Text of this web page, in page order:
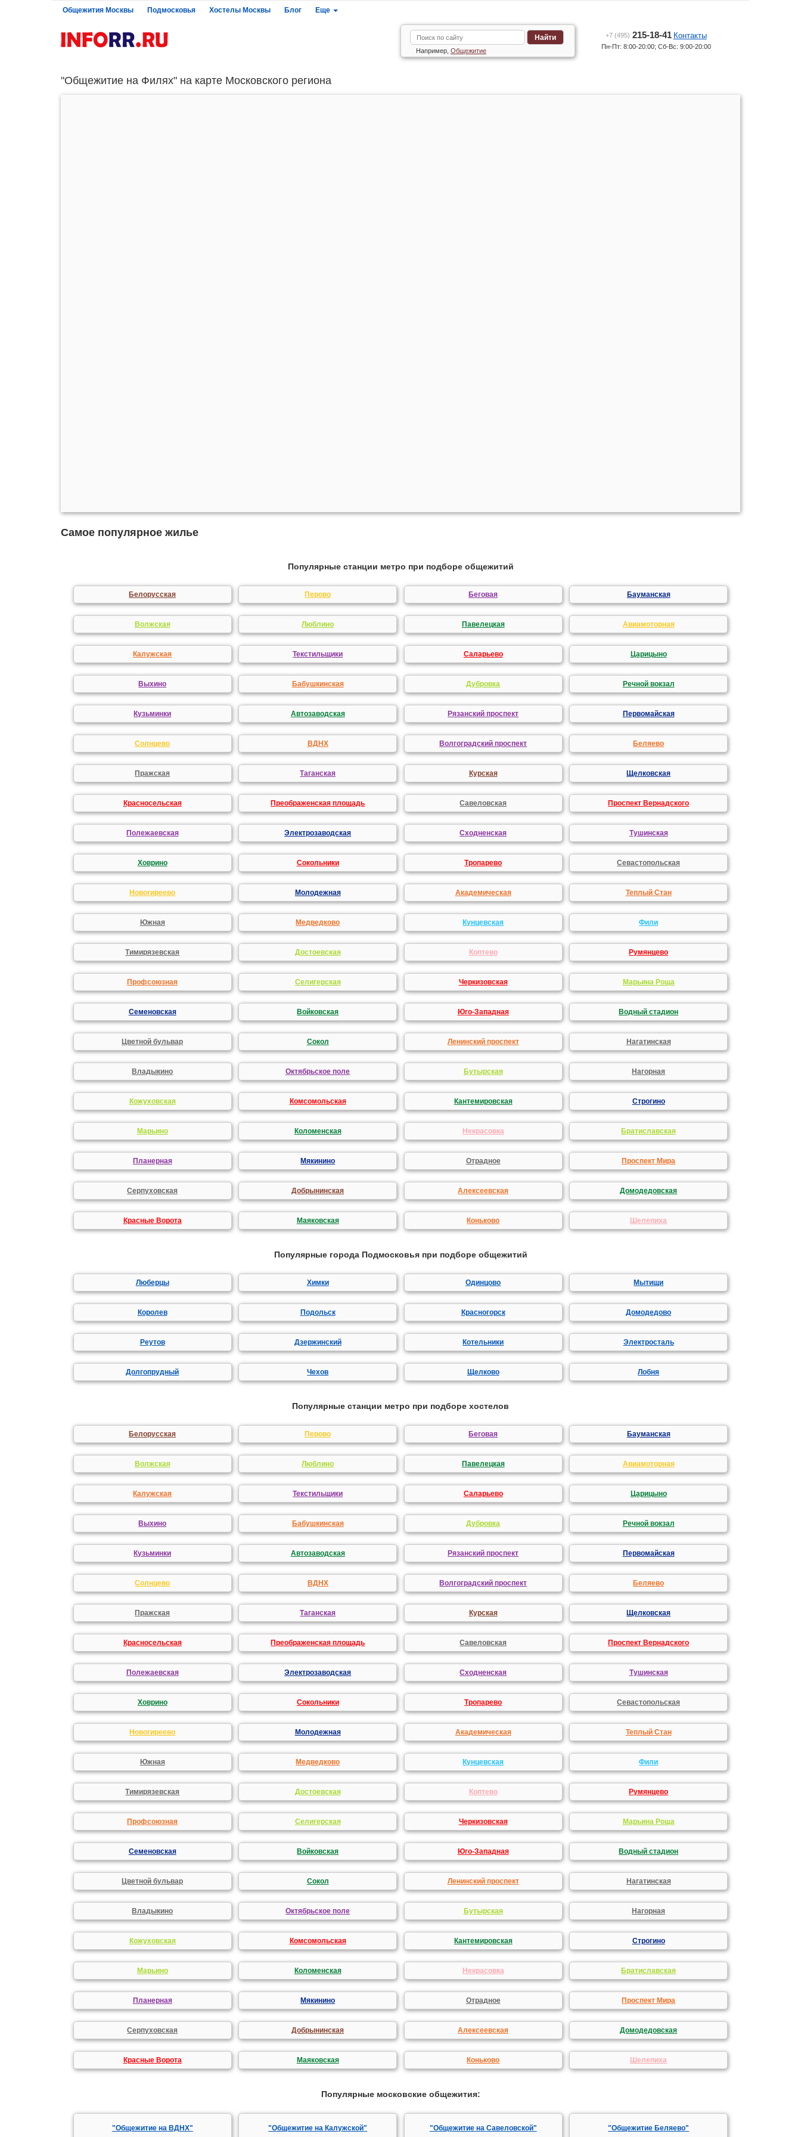
Общежития Москвы Подмосковья Хостелы Москвы Блог Еще
Найти
Например, Общежитие
+7 (495) 215-18-41 Контакты
Пн-Пт: 8:00-20:00; Сб-Вс: 9:00-20:00
"Общежитие на Филях" на карте Московского региона
Самое популярное жилье
Популярные станции метро при подборе общежитий
Белорусская Перово Беговая Бауманская
Волжская Люблино Павелецкая Авиамоторная
Калужская Текстильщики Саларьево Царицыно
Выхино Бабушкинская Дубровка Речной вокзал
Кузьминки Автозаводская Рязанский проспект Первомайская
Солнцево ВДНХ Волгоградский проспект Беляево
Пражская Таганская Курская Щелковская
Красносельская Преображенская площадь Савеловская Проспект Вернадского
Полежаевская Электрозаводская Сходненская Тушинская
Ховрино Сокольники Тропарево Севастопольская
Новогиреево Молодежная Академическая Теплый Стан
Южная Медведково Кунцевская Фили
Тимирязевская Достоевская Коптево Румянцево
Профсоюзная Селигерская Черкизовская Марьина Роща
Семеновская Войковская Юго-Западная Водный стадион
Цветной бульвар Сокол Ленинский проспект Нагатинская
Владыкино Октябрьское поле Бутырская Нагорная
Кожуховская Комсомольская Кантемировская Строгино
Марьино Коломенская Некрасовка Братиславская
Планерная Мякинино Отрадное Проспект Мира
Серпуховская Добрынинская Алексеевская Домодедовская
Красные Ворота Маяковская Коньково Шелепиха
Популярные города Подмосковья при подборе общежитий
Люберцы Химки Одинцово Мытищи
Королев Подольск Красногорск Домодедово
Реутов Дзержинский Котельники Электросталь
Долгопрудный Чехов Щелково Лобня
Популярные станции метро при подборе хостелов
Белорусская Перово Беговая Бауманская
Волжская Люблино Павелецкая Авиамоторная
Калужская Текстильщики Саларьево Царицыно
Выхино Бабушкинская Дубровка Речной вокзал
Кузьминки Автозаводская Рязанский проспект Первомайская
Солнцево ВДНХ Волгоградский проспект Беляево
Пражская Таганская Курская Щелковская
Красносельская Преображенская площадь Савеловская Проспект Вернадского
Полежаевская Электрозаводская Сходненская Тушинская
Ховрино Сокольники Тропарево Севастопольская
Новогиреево Молодежная Академическая Теплый Стан
Южная Медведково Кунцевская Фили
Тимирязевская Достоевская Коптево Румянцево
Профсоюзная Селигерская Черкизовская Марьина Роща
Семеновская Войковская Юго-Западная Водный стадион
Цветной бульвар Сокол Ленинский проспект Нагатинская
Владыкино Октябрьское поле Бутырская Нагорная
Кожуховская Комсомольская Кантемировская Строгино
Марьино Коломенская Некрасовка Братиславская
Планерная Мякинино Отрадное Проспект Мира
Серпуховская Добрынинская Алексеевская Домодедовская
Красные Ворота Маяковская Коньково Шелепиха
Популярные московские общежития:
"Общежитие на ВДНХ" "Общежитие на Калужской" "Общежитие на Савеловской" "Общежитие Беляево"